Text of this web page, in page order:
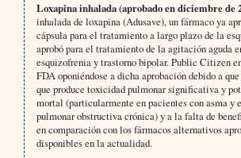
Loxapina inhalada (aprobado en diciembre de
inhalada de loxapina (Adusave), un fármaco ya
cápsula para el tratamiento a largo plazo de la
aprobó para el tratamiento de la agitación aguda
esquizofrenia y trastorno bipolar. Public Citizen
FDA oponiéndose a dicha aprobación debido a
que produce toxicidad pulmonar significativa y
mortal (particularmente en pacientes con asma y
pulmonar obstructiva crónica) y a la falta de
en comparación con los fármacos alternativos
disponibles en la actualidad.